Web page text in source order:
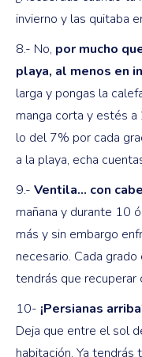
invierno y las quitaba
8.- No, por mucho
playa, al menos en
larga y pongas la
manga corta y estés
lo del 7% por cada
a la playa, echa
9.- Ventila… con
mañana y durante 10
más y sin embargo
necesario. Cada
tendrás que recuperar
10- ¡Persianas
Deja que entre el sol
habitación. Ya tendrás